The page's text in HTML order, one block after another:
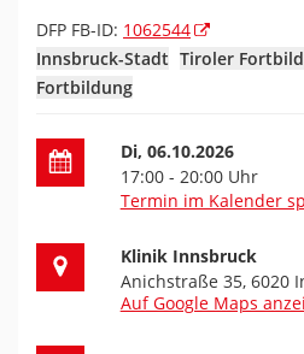
DFP FB-ID: 1062544
Innsbruck-Stadt Tiroler
Fortbildung
Datum der Fortbildung
Di, 06.10.2026
17:00 - 20:00 Uhr
Termin im Kalender
Ort der Fortbildung
Klinik Innsbruck
Anichstraße 35, 6020
Auf Google Maps